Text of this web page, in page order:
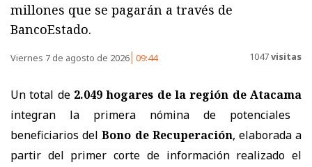
millones que se pagarán a través de
BancoEstado.
Viernes 7 de agosto de 2026 09:44 1047visitas
Un total de 2.049 hogares de la región de Atacama
integran la primera nómina de potenciales
beneficiarios delBono de Recuperación, elaborada a
partir del primer corte de información realizado el